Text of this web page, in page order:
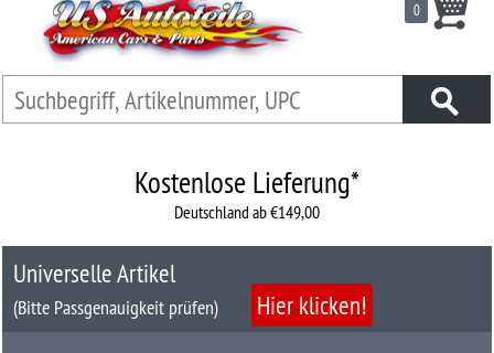
Universelles
Zubehör
Anfrage
Kontaktformular
|
Carport
0
Kostenlose Lieferung*
Deutschland ab €149,00
Universelle Artikel
(Bitte Passgenauigkeit prüfen)
Hier klicken!